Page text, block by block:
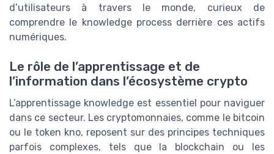
d’utilisateurs à travers le monde, curieux de
comprendre le knowledge process derrière ces actifs
numériques.
Le rôle de l’apprentissage et de
l’information dans l’écosystème crypto
L’apprentissage knowledge est essentiel pour naviguer
dans ce secteur. Les cryptomonnaies, comme le bitcoin
ou le token kno, reposent sur des principes techniques
parfois complexes, tels que la blockchain ou les